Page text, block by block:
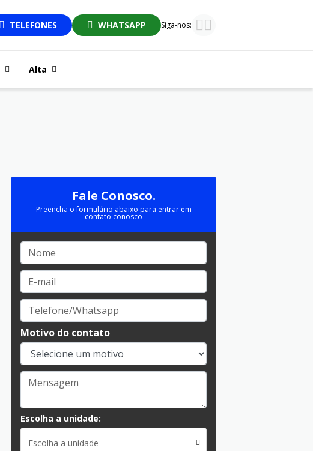
TELEFONES WHATSAPP Siga-nos:
Alta
Fale Conosco.
Preencha o formulário abaixo para entrar em
contato conosco
Motivo do contato
Escolha a unidade:
Escolha a unidade